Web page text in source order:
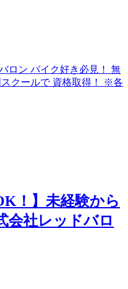
！】未経験から
会社レッドバロ